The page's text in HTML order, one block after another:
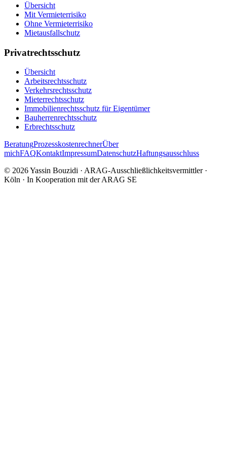
Übersicht
Mit Vermieterrisiko
Ohne Vermieterrisiko
Mietausfallschutz
Privatrechtsschutz
Übersicht
Arbeitsrechtsschutz
Verkehrsrechtsschutz
Mieterrechtsschutz
Immobilien­rechtsschutz für Eigentümer
Bauherrenrechtsschutz
Erbrechtsschutz
BeratungProzesskostenrechnerÜber
michFAQKontaktImpressumDatenschutzHaftungsausschluss
© 2026Yassin Bouzidi · ARAG-Ausschließlichkeitsvermittler·
Köln · In Kooperation mit der ARAG SE